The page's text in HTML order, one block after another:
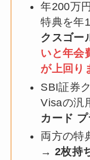
年200万
特典を年
クスゴー
いと年会
が上回り
SBI証券
Visaの汎
カード
両方の特
→ 2枚持